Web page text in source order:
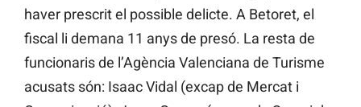
haver prescrit el possible delicte. A Betoret, el
fiscal li demana 11 anys de presó. La resta de
funcionaris de l’Agència Valenciana de Turisme
acusats són: Isaac Vidal (excap de Mercat i